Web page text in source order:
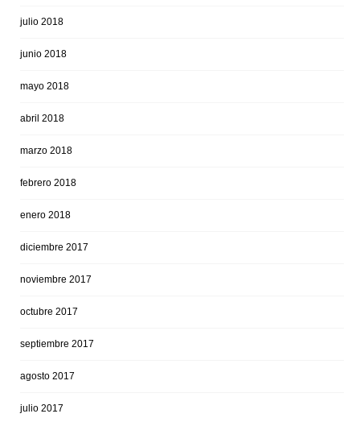
julio 2018
junio 2018
mayo 2018
abril 2018
marzo 2018
febrero 2018
enero 2018
diciembre 2017
noviembre 2017
octubre 2017
septiembre 2017
agosto 2017
julio 2017